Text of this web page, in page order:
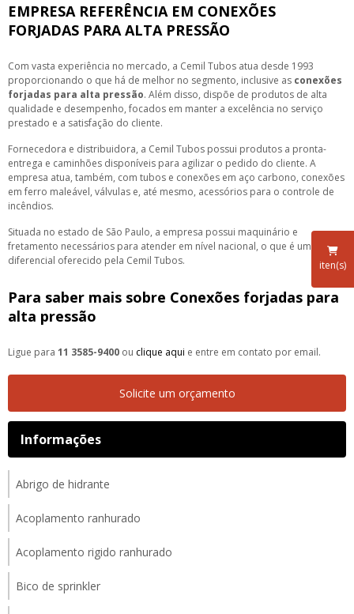
iten(s)
EMPRESA REFERÊNCIA EM CONEXÕES
FORJADAS PARA ALTA PRESSÃO
Com vasta experiência no mercado, a Cemil Tubos atua desde 1993
proporcionando o que há de melhor no segmento, inclusive as conexões
forjadas para alta pressão. Além disso, dispõe de produtos de alta
qualidade e desempenho, focados em manter a excelência no serviço
prestado e a satisfação do cliente.
Fornecedora e distribuidora, a Cemil Tubos possui produtos a pronta-
entrega e caminhões disponíveis para agilizar o pedido do cliente. A
empresa atua, também, com tubos e conexões em aço carbono, conexões
em ferro maleável, válvulas e, até mesmo, acessórios para o controle de
incêndios.
Situada no estado de São Paulo, a empresa possui maquinário e
fretamento necessários para atender em nível nacional, o que é um
diferencial oferecido pela Cemil Tubos.
Para saber mais sobre Conexões forjadas para
alta pressão
Ligue para 11 3585-9400 ou clique aqui e entre em contato por email.
Solicite um orçamento
Informações
Abrigo de hidrante
Acoplamento ranhurado
Acoplamento rigido ranhurado
Bico de sprinkler